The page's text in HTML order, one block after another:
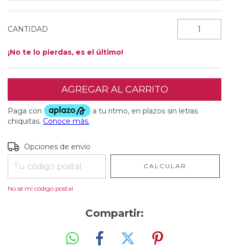
CANTIDAD
¡No te lo pierdas, es el último!
Entregas para el CP:
Opciones de envío
CALCULAR
No sé mi código postal
Compartir: